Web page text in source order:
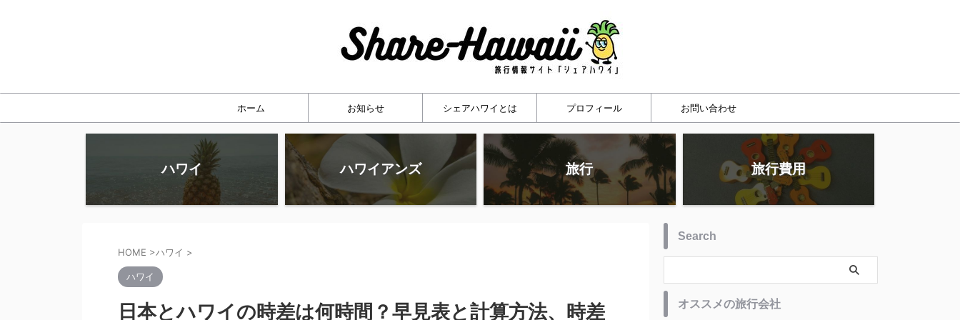
ホーム お知らせ シェアハワイとは プロフィール お問い合わせ
ハワイ ハワイアンズ 旅行 旅行費用
HOME >ハワイ >
ハワイ
日本とハワイの時差は何時間？早見表と計算方法、時差
Search
オススメの旅行会社